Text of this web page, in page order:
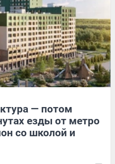
— потом
езды от метро
со школой и